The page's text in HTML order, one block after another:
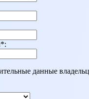
*:
данные